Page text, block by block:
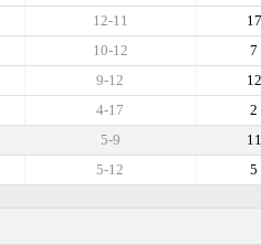
17
12-11
7
10-12
12
9-12
2
4-17
11
5-9
5
5-12